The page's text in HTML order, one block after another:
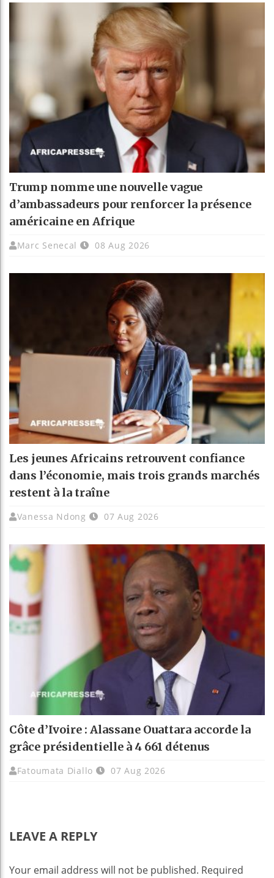
Trump nomme une nouvelle vague
d’ambassadeurs pour renforcer la présence
américaine en Afrique
Marc Senecal 08 Aug 2026
Les jeunes Africains retrouvent confiance
dans l’économie, mais trois grands marchés
restent à la traîne
Vanessa Ndong 07 Aug 2026
Côte d’Ivoire : Alassane Ouattara accorde la
grâce présidentielle à 4 661 détenus
Fatoumata Diallo 07 Aug 2026
LEAVE A REPLY
Your email address will not be published. Required